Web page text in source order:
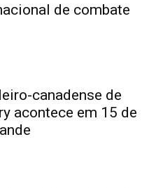
de combate
canadense de
acontece em 15 de